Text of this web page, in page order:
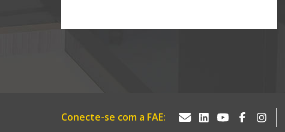
Conecte-se com a FAE: